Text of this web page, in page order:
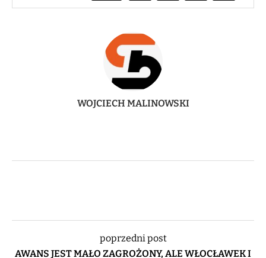
WOJCIECH MALINOWSKI
poprzedni post
AWANS JEST MAŁO ZAGROŻONY, ALE WŁOCŁAWEK I